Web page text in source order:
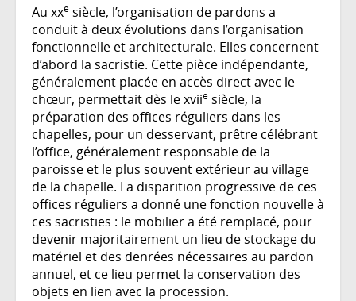
Au xxe siècle, l’organisation de pardons a
conduit à deux évolutions dans l’organisation
fonctionnelle et architecturale. Elles concernent
d’abord la sacristie. Cette pièce indépendante,
généralement placée en accès direct avec le
chœur, permettait dès le xviie siècle, la
préparation des offices réguliers dans les
chapelles, pour un desservant, prêtre célébrant
l’office, généralement responsable de la
paroisse et le plus souvent extérieur au village
de la chapelle. La disparition progressive de ces
offices réguliers a donné une fonction nouvelle à
ces sacristies : le mobilier a été remplacé, pour
devenir majoritairement un lieu de stockage du
matériel et des denrées nécessaires au pardon
annuel, et ce lieu permet la conservation des
objets en lien avec la procession.